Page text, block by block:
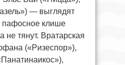
— выглядят
пафосное клише
не тянут. Вратарская
(«Ризеспор»),